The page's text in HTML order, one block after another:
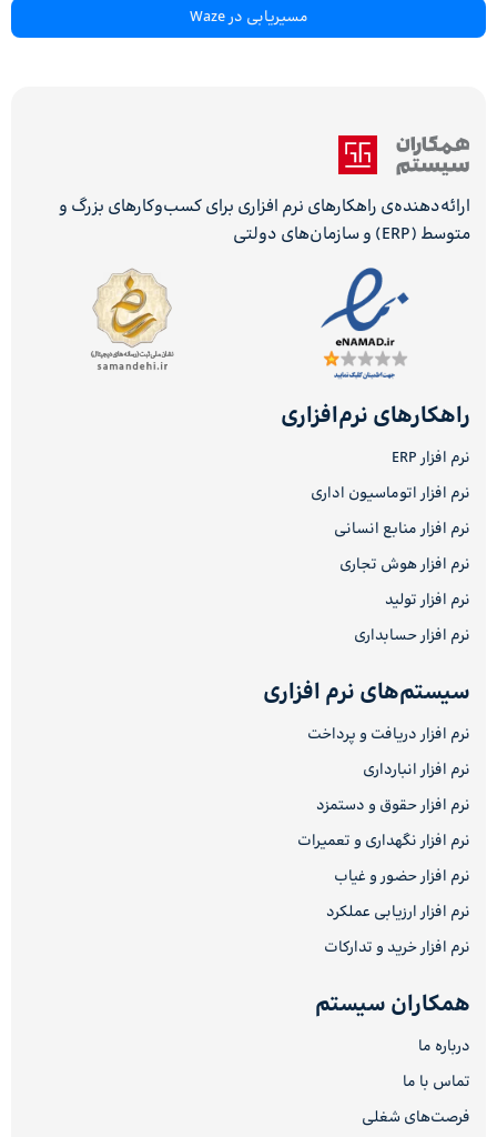
مسیریابی در Waze
ارائه‌دهنده‌ی راهکارهای نرم افزاری برای کسب‌وکارهای بزرگ و
متوسط (ERP) و سازمان‌های دولتی
راهکارهای نرم‌افزاری
نرم افزار ERP
نرم افزار اتوماسیون اداری
نرم افزار منابع انسانی
نرم افزار هوش تجاری
نرم افزار تولید
نرم افزار حسابداری
سیستم‌های نرم افزاری
نرم افزار دریافت و پرداخت
نرم افزار انبارداری
نرم افزار حقوق و دستمزد
نرم افزار نگهداری و تعمیرات
نرم افزار حضور و غیاب
نرم افزار ارزیابی عملکرد
نرم افزار خرید و تدارکات
همکاران سیستم
درباره ما
تماس با ما
فرصت‌های شغلی